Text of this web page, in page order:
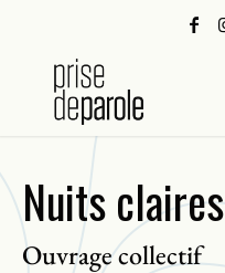
Nuits claires
Ouvrage collectif